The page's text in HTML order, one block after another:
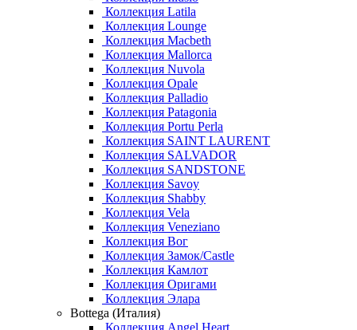
Коллекция Latila
Коллекция Lounge
Коллекция Macbeth
Коллекция Mallorca
Коллекция Nuvola
Коллекция Opale
Коллекция Palladio
Коллекция Patagonia
Коллекция Portu Perla
Коллекция SAINT LAURENT
Коллекция SALVADOR
Коллекция SANDSTONE
Коллекция Savoy
Коллекция Shabby
Коллекция Vela
Коллекция Veneziano
Коллекция Вог
Коллекция Замок/Castle
Коллекция Камлот
Коллекция Оригами
Коллекция Элара
Bottega (Италия)
Коллекция Angel Heart